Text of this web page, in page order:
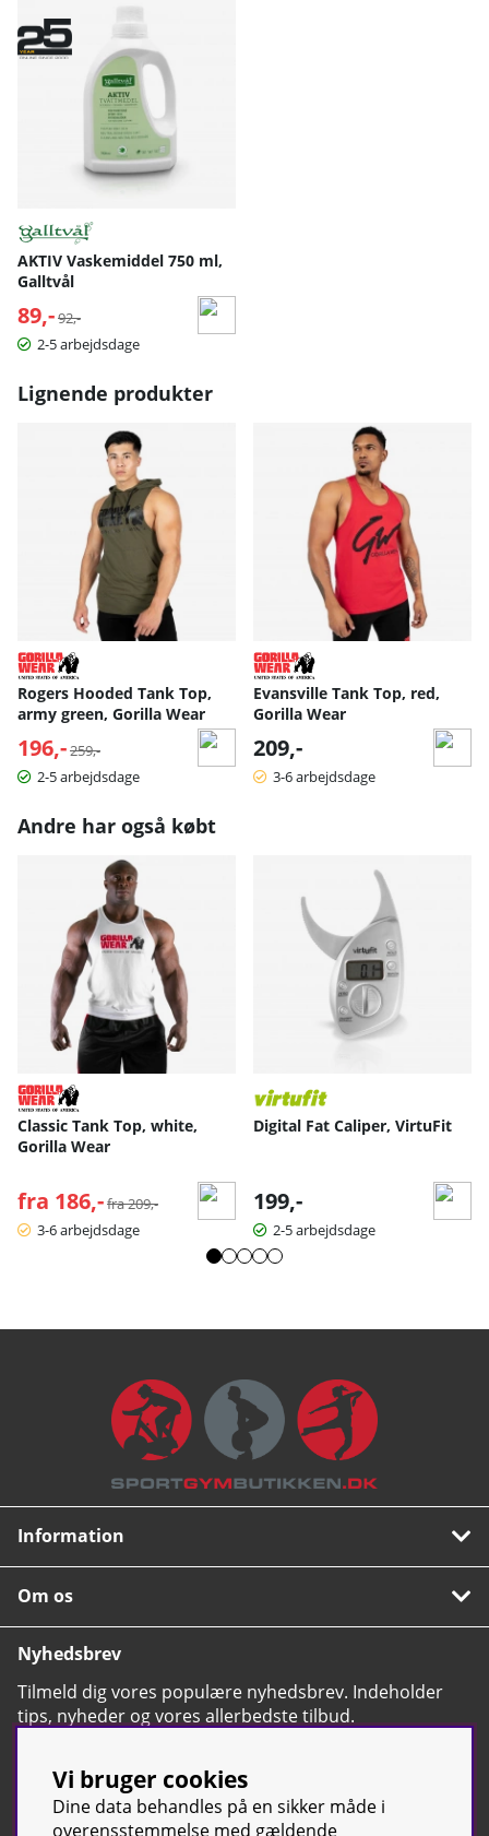
AKTIV Vaskemiddel 750 ml,
Galltvål
89,- Normalpris:
92,-
2-5 arbejdsdage
Lignende produkter
Rogers Hooded Tank Top,
army green, Gorilla Wear
196,- Normalpris:
259,-
2-5 arbejdsdage
Evansville Tank Top, red,
Gorilla Wear
209,-
3-6 arbejdsdage
Andre har også købt
Classic Tank Top, white,
Gorilla Wear
fra 186,- Normalpris:
fra 209,-
3-6 arbejdsdage
Digital Fat Caliper, VirtuFit
199,-
2-5 arbejdsdage
Information
Om os
Nyhedsbrev
Tilmeld dig vores populære nyhedsbrev. Indeholder
tips, nyheder og vores allerbedste tilbud.
Vi bruger cookies
Dine data behandles på en sikker måde i
overensstemmelse med gældende